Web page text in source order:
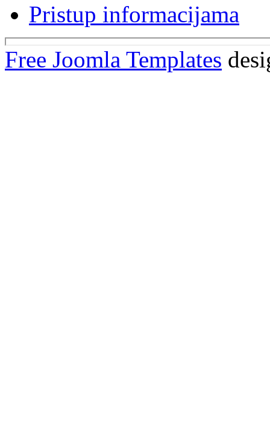
Pristup informacijama
Free Joomla Templates